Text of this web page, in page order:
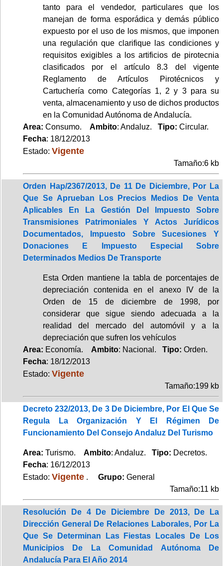
tanto para el vendedor, particulares que los
manejan de forma esporádica y demás público
expuesto por el uso de los mismos, que imponen
una regulación que clarifique las condiciones y
requisitos exigibles a los artificios de pirotecnia
clasificados por el artículo 8.3 del vigente
Reglamento de Artículos Pirotécnicos y
Cartuchería como Categorías 1, 2 y 3 para su
venta, almacenamiento y uso de dichos productos
en la Comunidad Autónoma de Andalucía.
Area: Consumo. Ambito: Andaluz. Tipo: Circular.
Fecha: 18/12/2013
Estado: Vigente
Tamaño:6 kb
Orden Hap/2367/2013, De 11 De Diciembre, Por La
Que Se Aprueban Los Precios Medios De Venta
Aplicables En La Gestión Del Impuesto Sobre
Transmisiones Patrimoniales Y Actos Jurídicos
Documentados, Impuesto Sobre Sucesiones Y
Donaciones E Impuesto Especial Sobre
Determinados Medios De Transporte
Esta Orden mantiene la tabla de porcentajes de
depreciación contenida en el anexo IV de la
Orden de 15 de diciembre de 1998, por
considerar que sigue siendo adecuada a la
realidad del mercado del automóvil y a la
depreciación que sufren los vehículos
Area: Economía. Ambito: Nacional. Tipo: Orden.
Fecha: 18/12/2013
Estado: Vigente
Tamaño:199 kb
Decreto 232/2013, De 3 De Diciembre, Por El Que Se
Regula La Organización Y El Régimen De
Funcionamiento Del Consejo Andaluz Del Turismo
Area: Turismo. Ambito: Andaluz. Tipo: Decretos.
Fecha: 16/12/2013
Estado: Vigente . Grupo: General
Tamaño:11 kb
Resolución De 4 De Diciembre De 2013, De La
Dirección General De Relaciones Laborales, Por La
Que Se Determinan Las Fiestas Locales De Los
Municipios De La Comunidad Autónoma De
Andalucía Para El Año 2014